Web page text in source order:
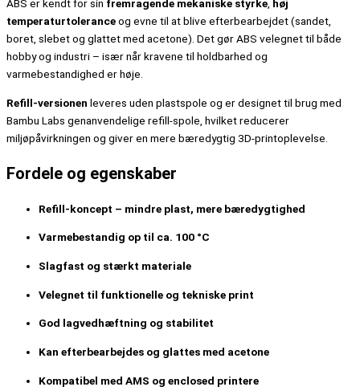
ABS er kendt for sin fremragende mekaniske styrke høj
temperaturtoleranceog evne til at blive efterbearbejdet (sandet,
boret, slebet og glattet med acetone). Det gør ABS velegnet til både
hobby og industri – især når kravene til holdbarhed og
varmebestandighed er høje.
Refill-versionen leveres uden plastspole og er designet til brug med
Bambu Labs genanvendelige refill-spole, hvilket reducerer
miljøpåvirkningen og giver en mere bæredygtig 3D-printoplevelse.
Fordele og egenskaber
Refill-koncept – mindre plast, mere bæredygtighed
Varmebestandig op til ca. 100 °C
Slagfast og stærkt materiale
Velegnet til funktionelle og tekniske print
God lagvedhæftning og stabilitet
Kan efterbearbejdes og glattes med acetone
Kompatibel med AMS og enclosed printere